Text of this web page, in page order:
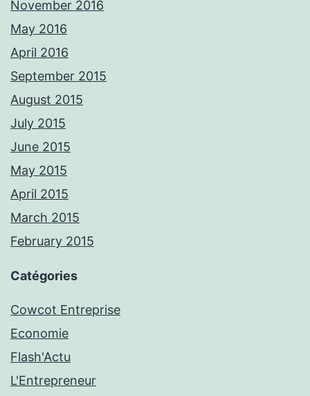
November 2016
May 2016
April 2016
September 2015
August 2015
July 2015
June 2015
May 2015
April 2015
March 2015
February 2015
Catégories
Cowcot Entreprise
Economie
Flash'Actu
L'Entrepreneur